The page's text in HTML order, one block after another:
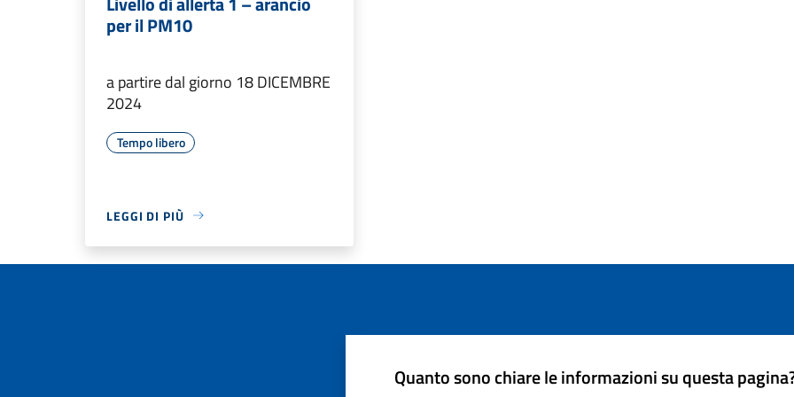
per il PM10
a partire dal giorno 18 DICEMBRE
2024
Tempo libero
LEGGI DI PIÙ
Quanto sono chiare le informazioni su questa